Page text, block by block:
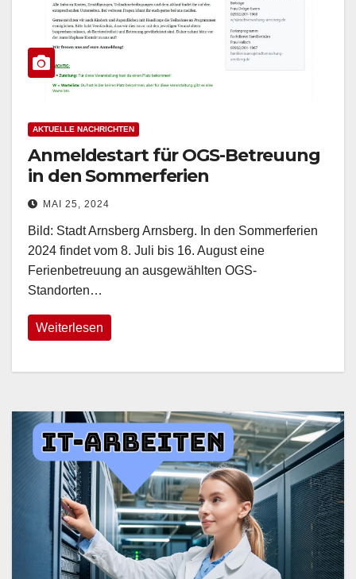
AKTUELLE NACHRICHTEN
Anmeldestart für OGS-Betreuung
in den Sommerferien
MAI 25, 2024
Bild: Stadt Arnsberg Arnsberg. In den Sommerferien
2024 findet vom 8. Juli bis 16. August eine
Ferienbetreuung an ausgewählten OGS-
Standorten…
Weiterlesen